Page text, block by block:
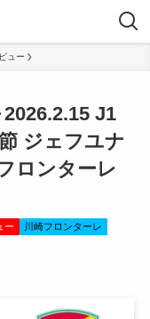
ュー
2026.2.15 J1
ジェフユナ
ロンターレ
ー
川崎フロンターレ